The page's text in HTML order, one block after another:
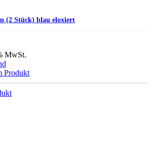
(2 Stück) blau eloxiert
MwSt.
Produkt